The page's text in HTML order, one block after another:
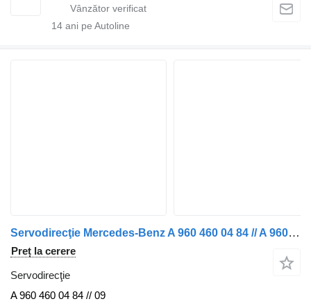
14 ani pe Autoline
Servodirecţie Mercedes-Benz A 960 460 04 84 // A 960 460 09 84 MODULE DE DIRECȚIE PUNȚE SPATE pentru camion
Preț la cerere
Servodirecţie
A 960 460 04 84 // 09